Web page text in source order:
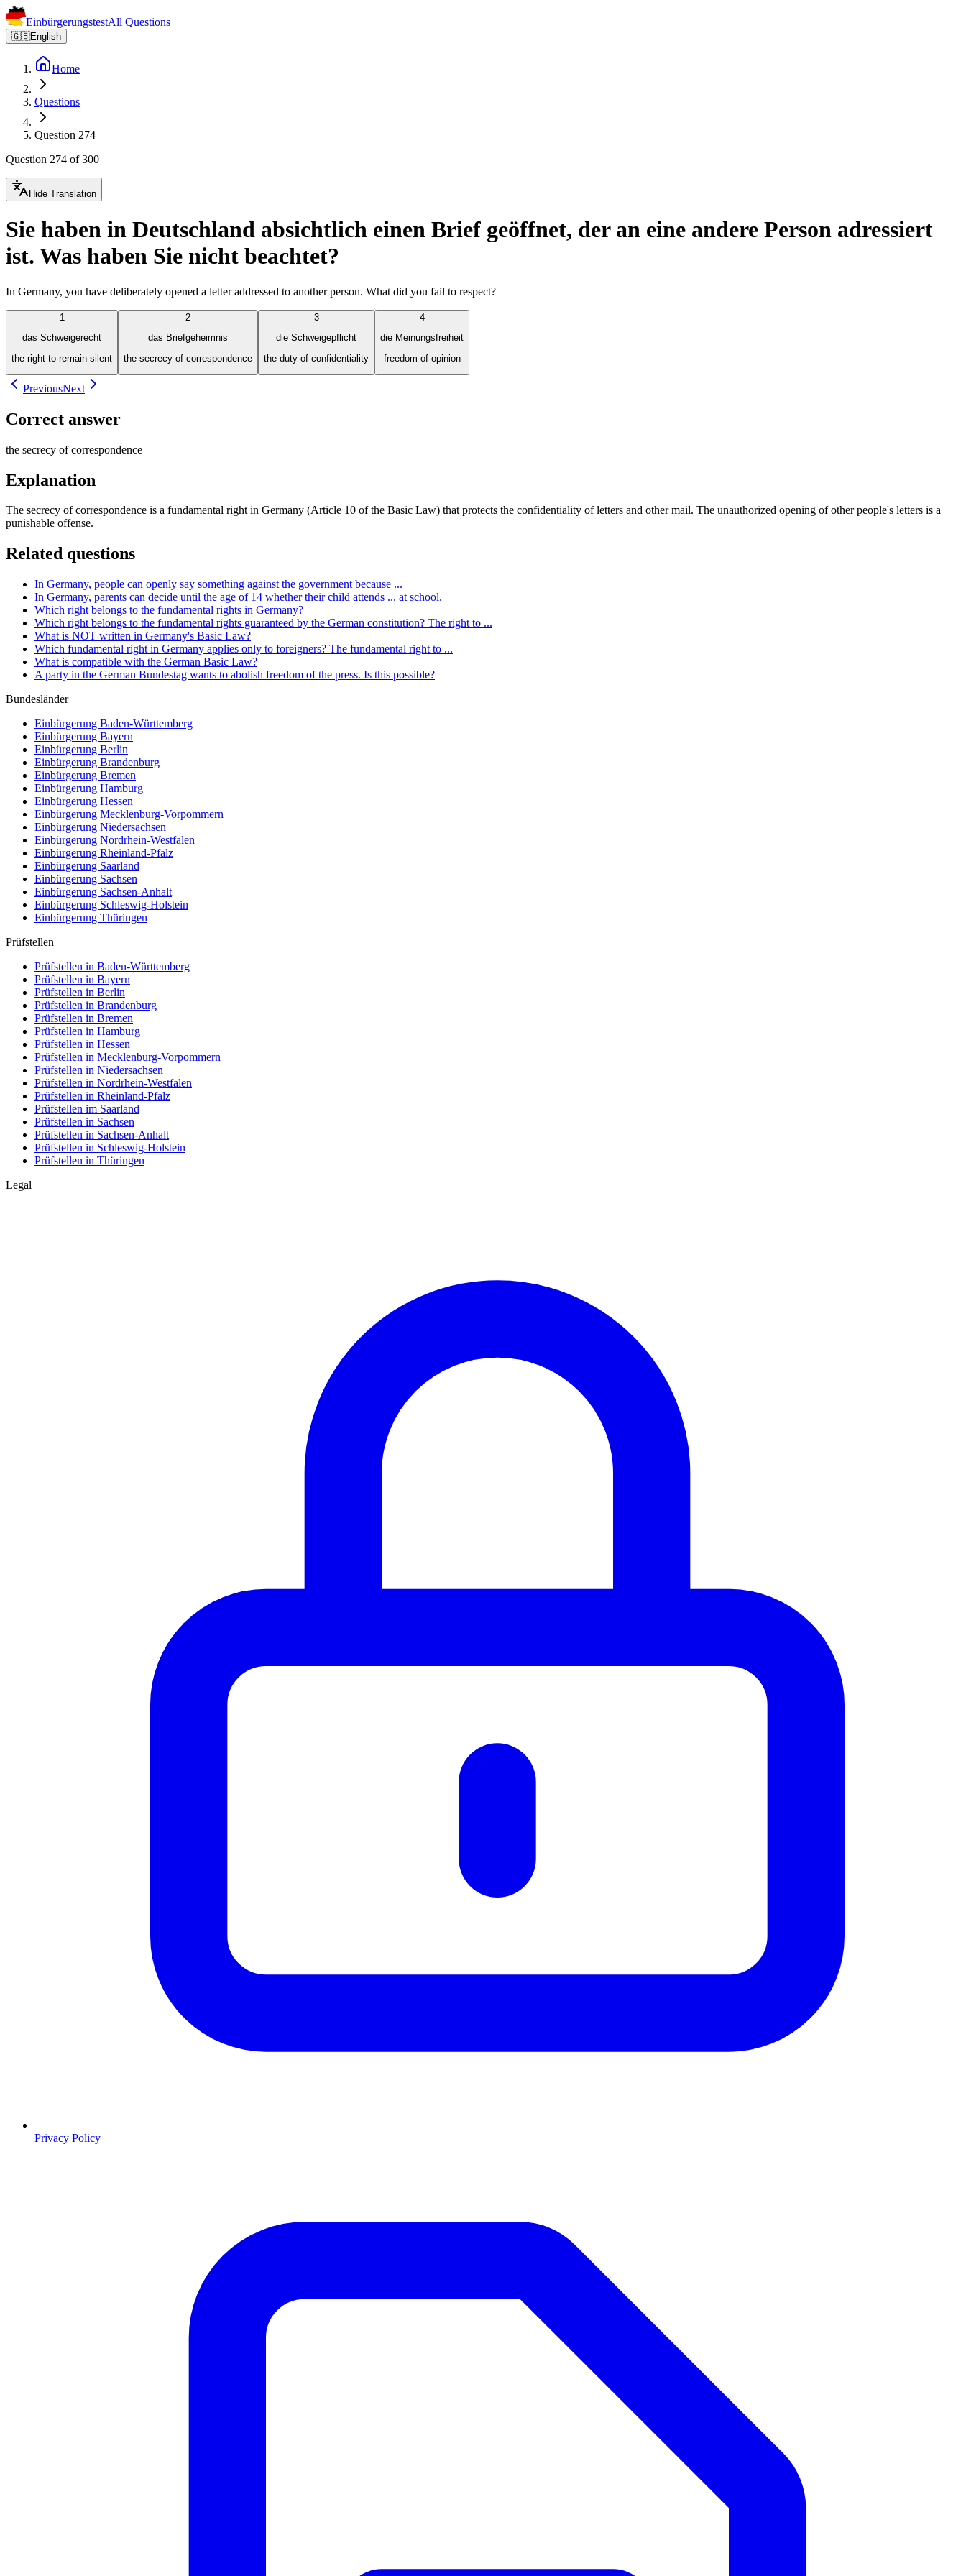
EinbürgerungstestAll Questions
🇬🇧English
Home
Questions
Question 274
Question 274 of 300
Hide Translation
Sie haben in Deutschland absichtlich einen Brief geöffnet, der an eine andere Person adressiert
ist. Was haben Sie nicht beachtet?
In Germany, you have deliberately opened a letter addressed to another person. What did you fail to respect?
1
das Schweigerecht
the right to remain silent
2
das Briefgeheimnis
the secrecy of correspondence
3
die Schweigepflicht
the duty of confidentiality
4
die Meinungsfreiheit
freedom of opinion
PreviousNext
Correct answer
the secrecy of correspondence
Explanation
The secrecy of correspondence is a fundamental right in Germany (Article 10 of the Basic Law) that protects the confidentiality of letters and other mail. The unauthorized opening of other people's letters is a
punishable offense.
Related questions
In Germany, people can openly say something against the government because ...
In Germany, parents can decide until the age of 14 whether their child attends ... at school.
Which right belongs to the fundamental rights in Germany?
Which right belongs to the fundamental rights guaranteed by the German constitution? The right to ...
What is NOT written in Germany's Basic Law?
Which fundamental right in Germany applies only to foreigners? The fundamental right to ...
What is compatible with the German Basic Law?
A party in the German Bundestag wants to abolish freedom of the press. Is this possible?
Bundesländer
Einbürgerung Baden-Württemberg
Einbürgerung Bayern
Einbürgerung Berlin
Einbürgerung Brandenburg
Einbürgerung Bremen
Einbürgerung Hamburg
Einbürgerung Hessen
Einbürgerung Mecklenburg-Vorpommern
Einbürgerung Niedersachsen
Einbürgerung Nordrhein-Westfalen
Einbürgerung Rheinland-Pfalz
Einbürgerung Saarland
Einbürgerung Sachsen
Einbürgerung Sachsen-Anhalt
Einbürgerung Schleswig-Holstein
Einbürgerung Thüringen
Prüfstellen
Prüfstellen in Baden-Württemberg
Prüfstellen in Bayern
Prüfstellen in Berlin
Prüfstellen in Brandenburg
Prüfstellen in Bremen
Prüfstellen in Hamburg
Prüfstellen in Hessen
Prüfstellen in Mecklenburg-Vorpommern
Prüfstellen in Niedersachsen
Prüfstellen in Nordrhein-Westfalen
Prüfstellen in Rheinland-Pfalz
Prüfstellen im Saarland
Prüfstellen in Sachsen
Prüfstellen in Sachsen-Anhalt
Prüfstellen in Schleswig-Holstein
Prüfstellen in Thüringen
Legal
Privacy Policy